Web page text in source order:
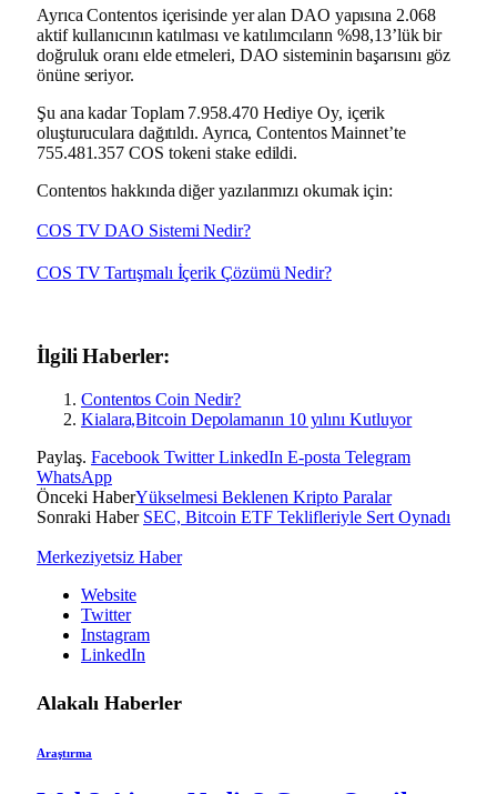
Ayrıca Contentos içerisinde yer alan DAO yapısına 2.068
aktif kullanıcının katılması ve katılımcıların %98,13’lük bir
doğruluk oranı elde etmeleri, DAO sisteminin başarısını göz
önüne seriyor.
Şu ana kadar Toplam 7.958.470 Hediye Oy, içerik
oluşturuculara dağıtıldı. Ayrıca, Contentos Mainnet’te
755.481.357 COS tokeni stake edildi.
Contentos hakkında diğer yazılarımızı okumak için:
COS TV DAO Sistemi Nedir?
COS TV Tartışmalı İçerik Çözümü Nedir?
İlgili Haberler:
Contentos Coin Nedir?
Kialara,Bitcoin Depolamanın 10 yılını Kutluyor
Paylaş. Facebook Twitter LinkedIn E-posta Telegram
WhatsApp
Önceki HaberYükselmesi Beklenen Kripto Paralar
Sonraki Haber SEC, Bitcoin ETF Teklifleriyle Sert Oynadı
Merkeziyetsiz Haber
Website
Twitter
Instagram
LinkedIn
Alakalı Haberler
Araştırma